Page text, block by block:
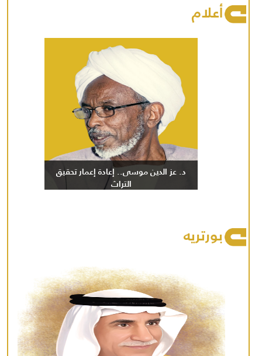
أعلام
د. عز الدين موسى.. إعادة إعمار تحقيق
التراث
بورتريه